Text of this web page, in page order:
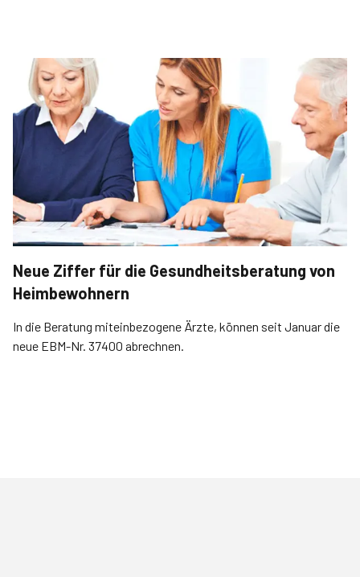
Neue Ziffer für die Gesundheitsberatung von
Heimbewohnern
In die Beratung miteinbezogene Ärzte, können seit Januar die
neue EBM-Nr. 37400 abrechnen.